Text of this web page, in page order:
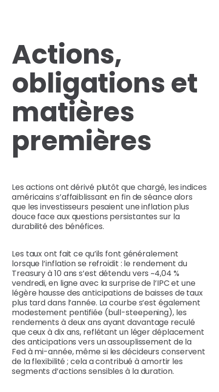
Actions,
obligations et
matières
premières
Les actions ont dérivé plutôt que chargé, les indices
américains s’affaiblissant en fin de séance alors
que les investisseurs pesaient une inflation plus
douce face aux questions persistantes sur la
durabilité des bénéfices.
Les taux ont fait ce qu’ils font généralement
lorsque l’inflation se refroidit : le rendement du
Treasury à 10 ans s’est détendu vers ~4,04 %
vendredi, en ligne avec la surprise de l’IPC et une
légère hausse des anticipations de baisses de taux
plus tard dans l’année. La courbe s’est également
modestement pentifiée (bull-steepening), les
rendements à deux ans ayant davantage reculé
que ceux à dix ans, reflétant un léger déplacement
des anticipations vers un assouplissement de la
Fed à mi-année, même si les décideurs conservent
de la flexibilité ; cela a contribué à amortir les
segments d’actions sensibles à la duration.